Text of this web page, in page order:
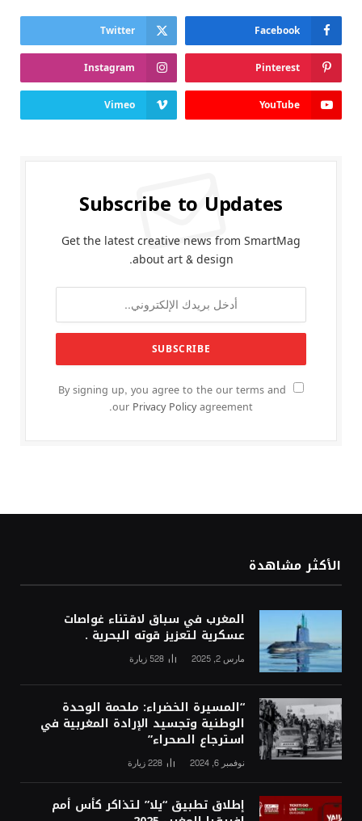
Facebook
Twitter
Pinterest
Instagram
YouTube
Vimeo
Subscribe to Updates
Get the latest creative news from SmartMag
about art & design.
By signing up, you agree to the our terms and
our Privacy Policyagreement.
الأكثر مشاهدة
المغرب في سباق لاقتناء غواصات
عسكرية لتعزيز قوته البحرية .
مارس 2, 2025 528 زيارة
“المسيرة الخضراء: ملحمة الوحدة
الوطنية وتجسيد الإرادة المغربية في
استرجاع الصحراء”
نوفمبر 6, 2024 228زيارة
إطلاق تطبيق “يلا” لتذاكر كأس أمم